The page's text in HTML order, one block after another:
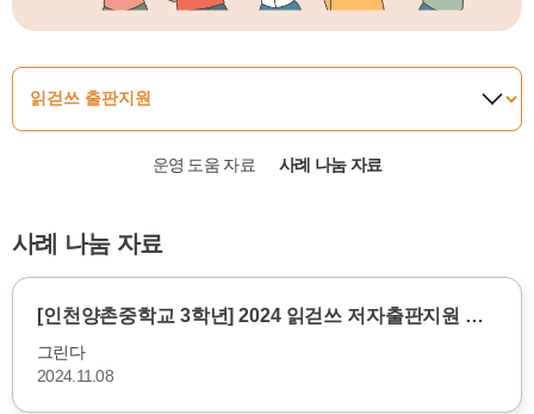
운영 도움 자료 사례 나눔 자료
사례 나눔 자료
[인천양촌중학교 3학년] 2024 읽걷쓰 저자출판지원 …
그린다
2024.11.08